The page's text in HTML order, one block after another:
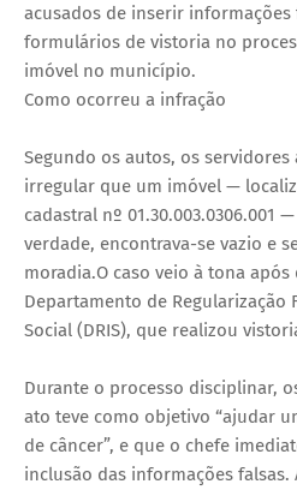
acusados de inserir informações
formulários de vistoria no
imóvel no município.
Como ocorreu a infração
Segundo os autos, os
irregular que um imóvel —
cadastral nº 01.30.003.0306.001
verdade, encontrava-se vazio e
moradia.O caso veio à tona
Departamento de Regularização
Social (DRIS), que realizou
Durante o processo disciplinar,
ato teve como objetivo “ajudar
de câncer”, e que o chefe
inclusão das informações falsas.